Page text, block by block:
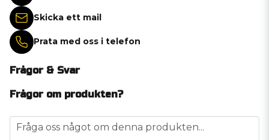
Skicka ett mail
Prata med oss i telefon
Frågor & Svar
Frågor om produkten?
question
Fråga oss något om denna produkten...